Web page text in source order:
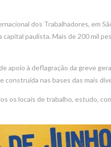
dos Trabalhadores, em
paulista. Mais de 200 mil
apoio à deflagração da greve
construída nas bases das mais
os locais de trabalho, estudo,